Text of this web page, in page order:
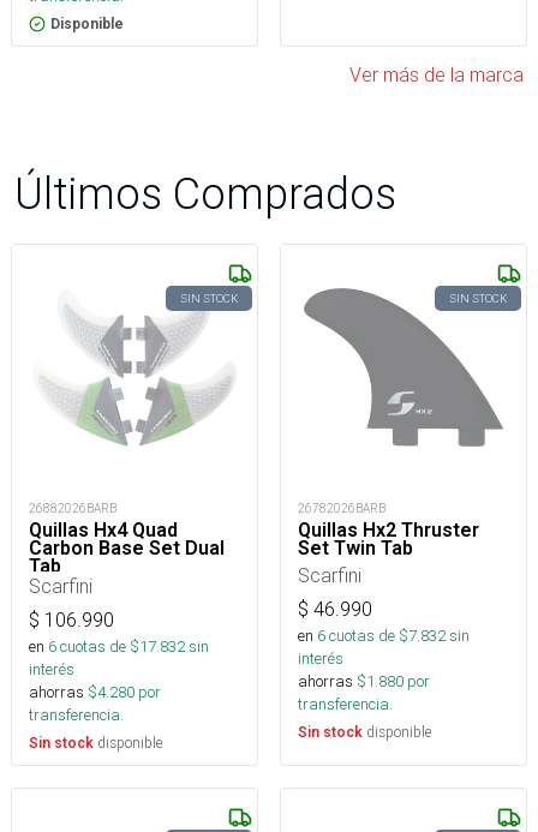
Disponible
Ver más de la marca
Últimos Comprados
SIN STOCK
26882026BARB
Quillas Hx4 Quad
Carbon Base Set Dual
Tab
Scarfini
$ 106.990
en 6cuotas de $17.832sin
interés
ahorras $4.280 por
transferencia.
Sin stock disponible
SIN STOCK
26782026BARB
Quillas Hx2 Thruster
Set Twin Tab
Scarfini
$ 46.990
en 6cuotas de $7.832sin
interés
ahorras $1.880 por
transferencia.
Sin stock disponible